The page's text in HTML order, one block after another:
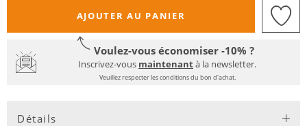
AJOUTER AU PANIER
Voulez-vous économiser -10% ?
Inscrivez-vous maintenantà la newsletter.
Veuillez respecter les conditions du bon d'achat.
Détails